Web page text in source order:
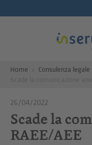
Home
Consulenza legale
26/04/2022
Scade la
RAEE/AEE